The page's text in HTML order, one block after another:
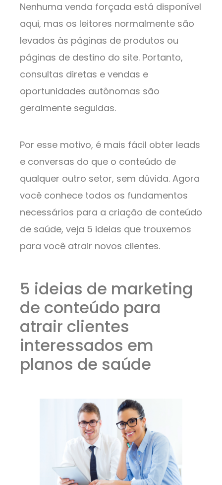
Nenhuma venda forçada está disponível
aqui, mas os leitores normalmente são
levados às páginas de produtos ou
páginas de destino do site. Portanto,
consultas diretas e vendas e
oportunidades autônomas são
geralmente seguidas.
Por esse motivo, é mais fácil obter leads
e conversas do que o conteúdo de
qualquer outro setor, sem dúvida. Agora
você conhece todos os fundamentos
necessários para a criação de conteúdo
de saúde, veja 5 ideias que trouxemos
para você atrair novos clientes.
5 ideias de marketing
de conteúdo para
atrair clientes
interessados em
planos de saúde